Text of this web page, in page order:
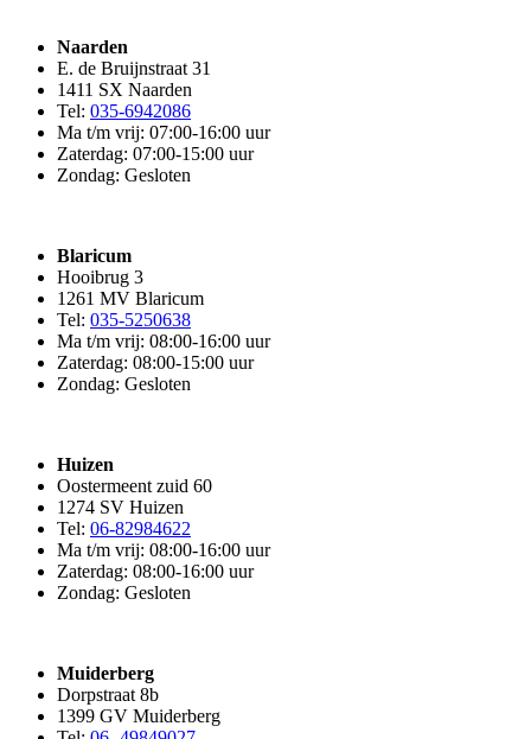
Naarden
E. de Bruijnstraat 31
1411 SX Naarden
Tel: 035-6942086
Ma t/m vrij: 07:00-16:00 uur
Zaterdag: 07:00-15:00 uur
Zondag: Gesloten
Blaricum
Hooibrug 3
1261 MV Blaricum
Tel: 035-5250638
Ma t/m vrij: 08:00-16:00 uur
Zaterdag: 08:00-15:00 uur
Zondag: Gesloten
Huizen
Oostermeent zuid 60
1274 SV Huizen
Tel: 06-82984622
Ma t/m vrij: 08:00-16:00 uur
Zaterdag: 08:00-16:00 uur
Zondag: Gesloten
Muiderberg
Dorpstraat 8b
1399 GV Muiderberg